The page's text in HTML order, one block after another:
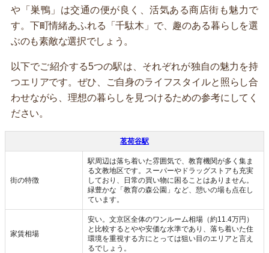
や「巣鴨」は交通の便が良く、活気ある商店街も魅力で
す。下町情緒あふれる「千駄木」で、趣のある暮らしを選
ぶのも素敵な選択でしょう。
以下でご紹介する5つの駅は、それぞれが独自の魅力を持
つエリアです。ぜひ、ご自身のライフスタイルと照らし合
わせながら、理想の暮らしを見つけるための参考にしてく
ださい。
茗荷谷駅
街の特徴
駅周辺は落ち着いた雰囲気で、教育機関が多く集ま
る文教地区です。スーパーやドラッグストアも充実
しており、日常の買い物に困ることはありません。
緑豊かな「教育の森公園」など、憩いの場も点在し
ています。
家賃相場
安い。文京区全体のワンルーム相場（約11.4万円）
と比較するとやや安価な水準であり、落ち着いた住
環境を重視する方にとっては狙い目のエリアと言え
るでしょう。